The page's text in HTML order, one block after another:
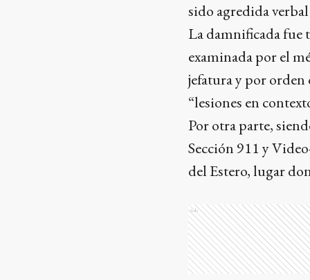
sido agredida
La damnificada fue
examinada por el
jefatura y por
“lesiones en
Por otra parte,
Sección 911 y
del Estero, lugar
Ads